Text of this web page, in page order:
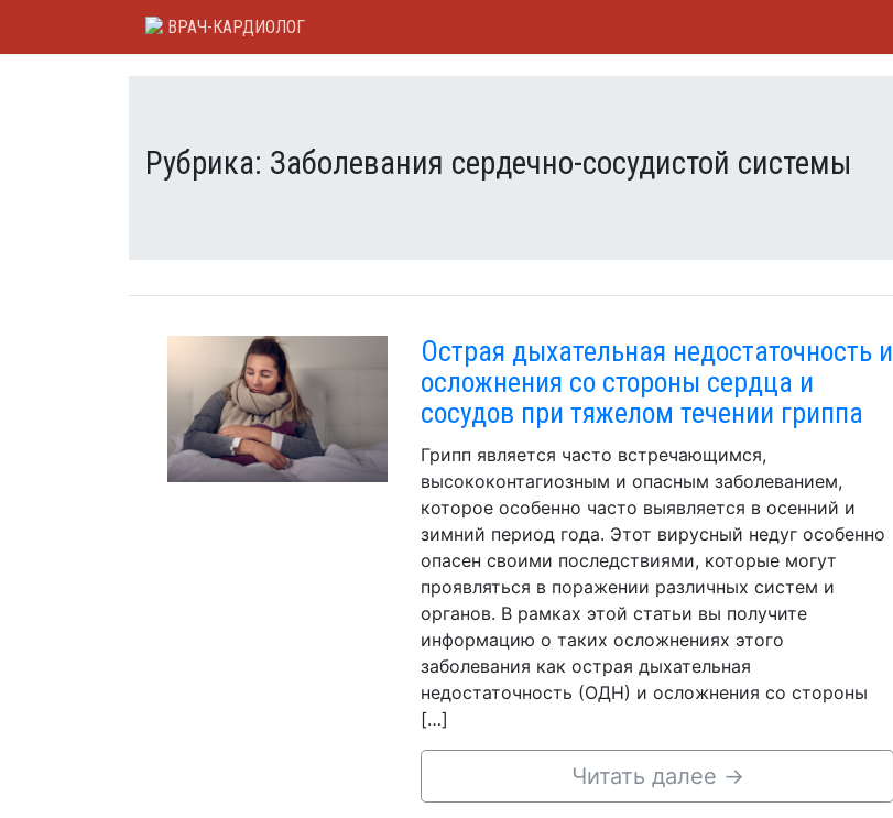
ВРАЧ-КАРДИОЛОГ
Рубрика: Заболевания сердечно-сосудистой системы
Острая дыхательная недостаточность и
осложнения со стороны сердца и
сосудов при тяжелом течении гриппа
Грипп является часто встречающимся,
высококонтагиозным и опасным заболеванием,
которое особенно часто выявляется в осенний и
зимний период года. Этот вирусный недуг особенно
опасен своими последствиями, которые могут
проявляться в поражении различных систем и
органов. В рамках этой статьи вы получите
информацию о таких осложнениях этого
заболевания как острая дыхательная
недостаточность (ОДН) и осложнения со стороны
[…]
Читать далее →